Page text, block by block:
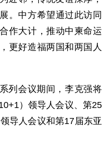
。中方希望通过此访同
作大计，推动中柬命运
更好造福两国和两国人
列会议期间，李克强将
）领导人会议、第25
导人会议和第17届东亚